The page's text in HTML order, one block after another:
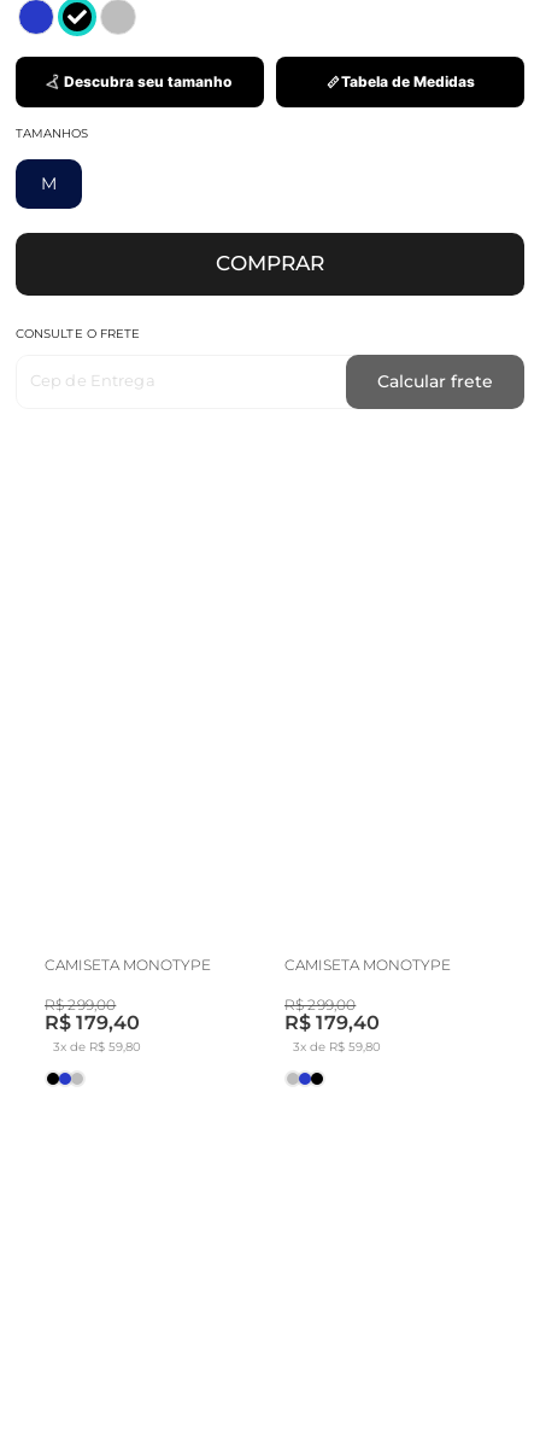
Descubra seu tamanho Tabela de Medidas
TAMANHOS
M
COMPRAR
CONSULTE O FRETE
Cep de Entrega Calcular frete
CAMISETA MONOTYPE
R$ 299,00
R$ 179,40
3x de R$ 59,80
CAMISETA MONOTYPE
R$ 299,00
R$ 179,40
3x de R$ 59,80